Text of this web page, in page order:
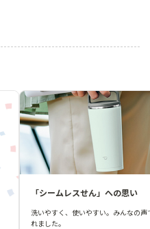
「シームレスせん」への思い
洗いやすく、使いやすい。みんなの声
れました。